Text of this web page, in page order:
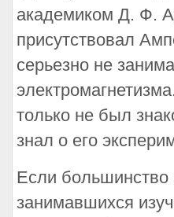
академиком Д. Ф.
присутствовал
серьезно не
только не был
знал о его
Если большинство
занимавшихся